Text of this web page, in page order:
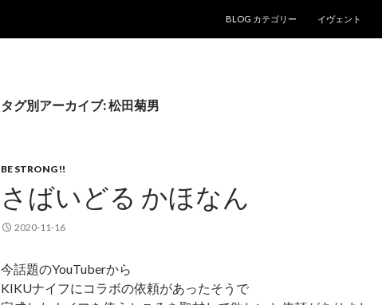
BLOG カテゴリー
イヴェント
タグ別アーカイブ: 松田菊男
BE STRONG !!
さばいどる かほなん
2020-11-16
今話題のYouTuberから
KIKUナイフにコラボの依頼があったそうで